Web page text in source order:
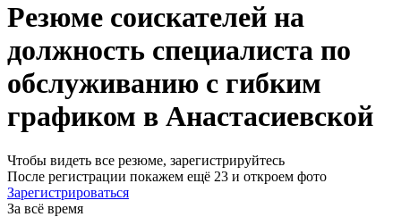
Резюме соискателей на
должность специалиста по
обслуживанию с гибким
графиком в Анастасиевской
Чтобы видеть все резюме, зарегистрируйтесь
После регистрации покажем ещё 23 и откроем фото
Зарегистрироваться
За всё время